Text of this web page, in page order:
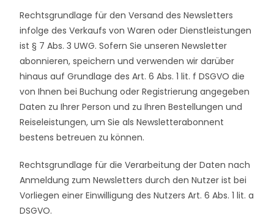
Rechtsgrundlage für den Versand des Newsletters
infolge des Verkaufs von Waren oder Dienstleistungen
ist § 7 Abs. 3 UWG. Sofern Sie unseren Newsletter
abonnieren, speichern und verwenden wir darüber
hinaus auf Grundlage des Art. 6 Abs. 1 lit. f DSGVO die
von Ihnen bei Buchung oder Registrierung angegeben
Daten zu Ihrer Person und zu Ihren Bestellungen und
Reiseleistungen, um Sie als Newsletterabonnent
bestens betreuen zu können.
Rechtsgrundlage für die Verarbeitung der Daten nach
Anmeldung zum Newsletters durch den Nutzer ist bei
Vorliegen einer Einwilligung des Nutzers Art. 6 Abs. 1 lit. a
DSGVO.